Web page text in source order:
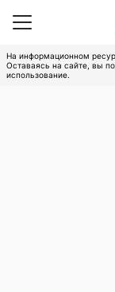
На информационном
Оставаясь на сайте, вы
использование.